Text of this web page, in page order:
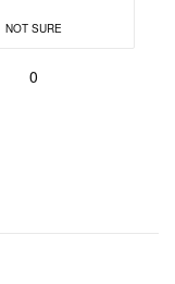
NOT SURE
0